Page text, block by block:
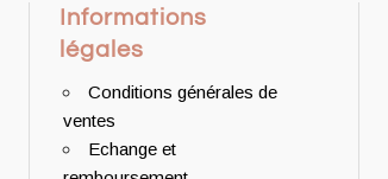
Informations
légales
Conditions générales de
ventes
Echange et